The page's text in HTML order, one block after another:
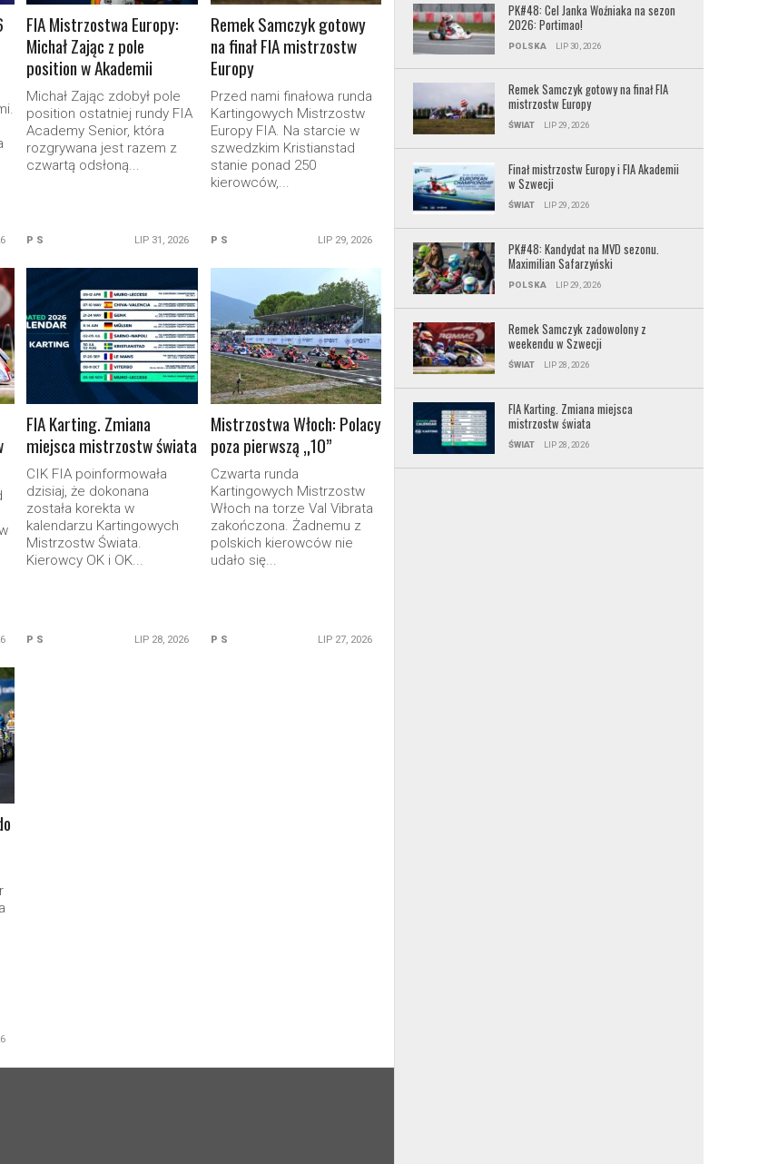
FIA Mistrzostwa Europy:
Michał Zając z pole
position w Akademii
Michał Zając zdobył pole
position ostatniej rundy FIA
Academy Senior, która
rozgrywana jest razem z
czwartą odsłoną...
P S LIP 31, 2026
Remek Samczyk gotowy
na finał FIA mistrzostw
Europy
Przed nami finałowa runda
Kartingowych Mistrzostw
Europy FIA. Na starcie w
szwedzkim Kristianstad
stanie ponad 250
kierowców,...
P S LIP 29, 2026
READ MORE
FIA Karting. Zmiana
miejsca mistrzostw świata
CIK FIA poinformowała
dzisiaj, że dokonana
została korekta w
kalendarzu Kartingowych
Mistrzostw Świata.
Kierowcy OK i OK...
P S LIP 28, 2026
READ MORE
Mistrzostwa Włoch: Polacy
poza pierwszą „10”
Czwarta runda
Kartingowych Mistrzostw
Włoch na torze Val Vibrata
zakończona. Żadnemu z
polskich kierowców nie
udało się...
P S LIP 27, 2026
PK#48: Cel Janka Woźniaka na sezon
2026: Portimao!
POLSKA LIP 30, 2026
Remek Samczyk gotowy na finał FIA
mistrzostw Europy
ŚWIAT LIP 29, 2026
Finał mistrzostw Europy i FIA Akademii
w Szwecji
ŚWIAT LIP 29, 2026
PK#48: Kandydat na MVD sezonu.
Maximilian Safarzyński
POLSKA LIP 29, 2026
Remek Samczyk zadowolony z
weekendu w Szwecji
ŚWIAT LIP 28, 2026
FIA Karting. Zmiana miejsca
mistrzostw świata
ŚWIAT LIP 28, 2026